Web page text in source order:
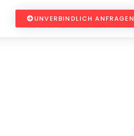
UNVERBINDLICH ANFRAGEN